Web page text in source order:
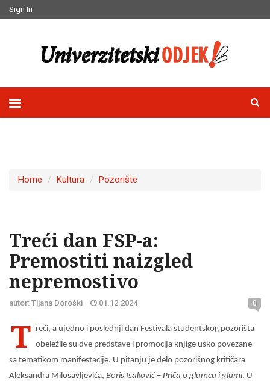
Sign In
Home Kultura Pozorište
Treći dan FSP-a:
Premostiti naizgled
nepremostivo
autor: Tijana Doroški 01.12.2024 0
T reći, a ujedno i poslednji dan Festivala studentskog pozorišta
obeležile su dve predstave i promocija knjige usko povezane
sa tematikom manifestacije. U pitanju je delo pozorišnog kritičara
Aleksandra Milosavljevića, Boris Isaković – Priča o glumcu i glumi. U